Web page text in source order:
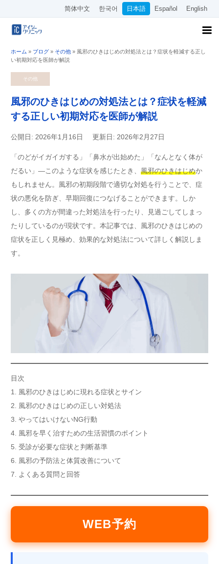
简体中文 한국어 日本語 Español English
ホーム » ブログ » その他 » 風邪のひきはじめの対処法とは？症状を軽減する正し
い初期対応を医師が解説
その他
風邪のひきはじめの対処法とは？症状を軽減
する正しい初期対応を医師が解説
公開日: 2026年1月16日 更新日: 2026年2月27日
「のどがイガイガする」「鼻水が出始めた」「なんとなく体が
だるい」—このような症状を感じたとき、 風邪のひきはじめか
もしれません。風邪の初期段階で適切な対処を行うことで、症
状の悪化を防ぎ、早期回復につなげることができます。しか
し、多くの方が間違った対処法を行ったり、見過ごしてしまっ
たりしているのが現状です。本記事では、風邪のひきはじめの
症状を正しく見極め、効果的な対処法について詳しく解説しま
す。
目次
1. 風邪のひきはじめに現れる症状とサイン
2. 風邪のひきはじめの正しい対処法
3. やってはいけないNG行動
4. 風邪を早く治すための生活習慣のポイント
5. 受診が必要な症状と判断基準
6. 風邪の予防法と体質改善について
7. よくある質問と回答
WEB予約